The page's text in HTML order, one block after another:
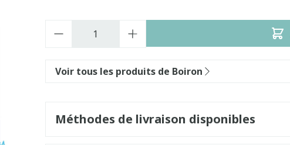
Voir tous les produits de Boiron
Méthodes de livraison disponibles